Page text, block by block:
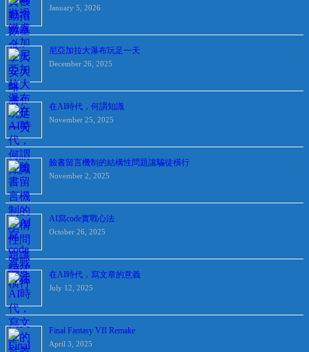
January 5, 2026
尼亞加拉大瀑布玩足一天
December 26, 2025
在AI時代，何謂知識
November 25, 2025
臉書留言機制的結構性問題讓騙徒橫行
November 2, 2025
AI寫code實戰心法
October 26, 2025
在AI時代，寫文章的意義
July 12, 2025
Final Fantasy VII Remake
April 3, 2025